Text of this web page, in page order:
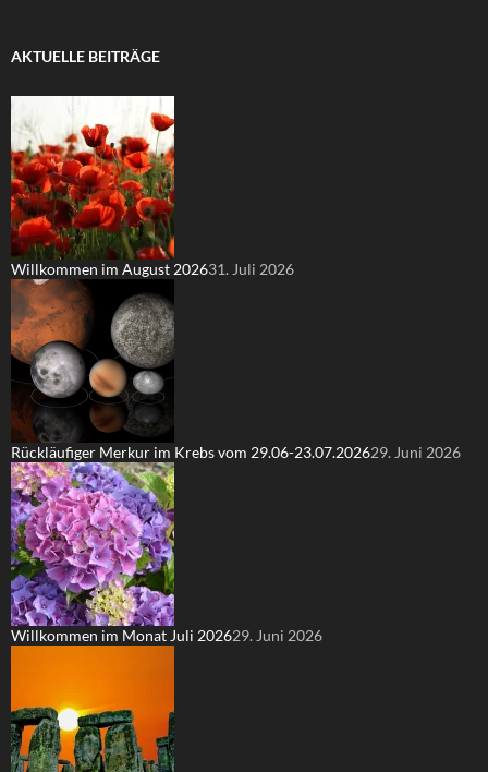
AKTUELLE BEITRÄGE
Willkommen im August 202631. Juli 2026
Rückläufiger Merkur im Krebs vom 29.06-23.07.202629. Juni 2026
Willkommen im Monat Juli 202629. Juni 2026